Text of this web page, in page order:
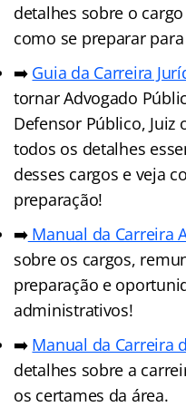
detalhes sobre o
como se preparar
➡️ Guia da Carreira
tornar Advogado
Defensor Público, Juiz
todos os detalhes
desses cargos e veja
preparação!
➡️Manual da Carreira
sobre os cargos,
preparação e
administrativos!
➡️ Manual da Carreira
detalhes sobre a
os certames da área.